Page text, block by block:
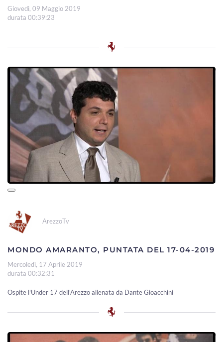
Giovedì, 09 Maggio 2019
durata 00:39:23
ArezzoTv
MONDO AMARANTO, PUNTATA DEL 17-04-2019
Mercoledì, 17 Aprile 2019
durata 00:32:31
Ospite l'Under 17 dell'Arezzo allenata da Dante Gioacchini